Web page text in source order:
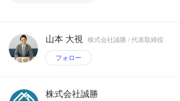
山本 大視 株式会社誠勝 / 代表取締役
フォロー
株式会社誠勝